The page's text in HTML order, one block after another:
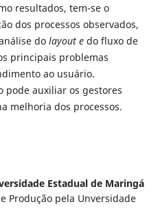
resultados, tem-se o
dos processos observados,
do layout e do fluxo de
principais problemas
ao usuário.
pode auxiliar os gestores
melhoria dos processos.
Estadual de Maringá
Produção pela Unversidade